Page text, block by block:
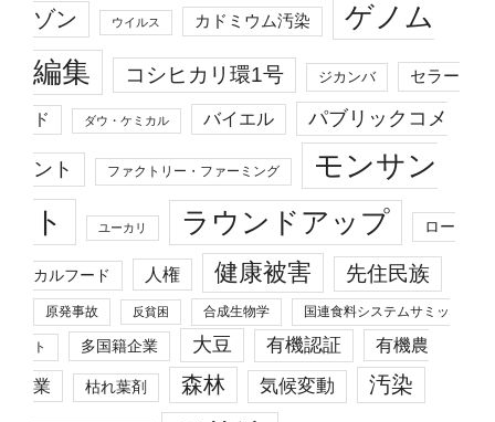
ゾン ウイルス カドミウム汚染
ゲノム
編集
コシヒカリ環1号 ジカンバ セラー
ド ダウ・ケミカル バイエル パブリックコメ
ント ファクトリー・ファーミング
モンサン
ト
ユーカリ ラウンドアップ ロー
カルフード 人権 健康被害 先住民族
原発事故 反貧困 合成生物学 国連食料システムサミッ
ト 多国籍企業 大豆 有機認証 有機農
業 枯れ葉剤 森林 気候変動 汚染